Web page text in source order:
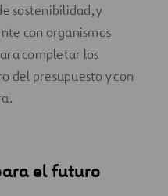
sostenibilidad, y
con organismos
completar los
del presupuesto y con
el futuro